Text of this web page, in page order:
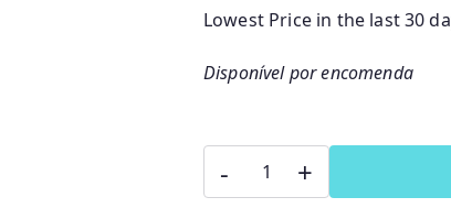
Lowest Price in the last 30
Disponível por encomenda
-
Quantidade
de
+